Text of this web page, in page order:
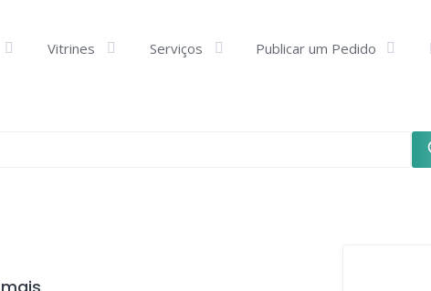
Vitrines Serviços Publicar um Pedido